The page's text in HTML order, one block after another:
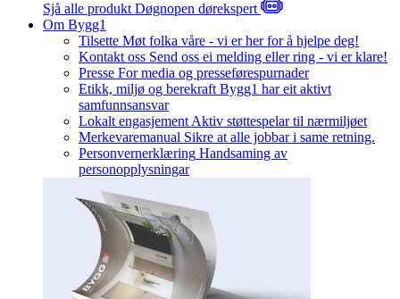
Sjå alle produkt Døgnopen dørekspert
Om Bygg1
Tilsette Møt folka våre - vi er her for å hjelpe deg!
Kontakt oss Send oss ei melding eller ring - vi er klare!
Presse For media og presseførespurnader
Etikk, miljø og berekraft Bygg1 har eit aktivt
samfunnsansvar
Lokalt engasjement Aktiv støttespelar til nærmiljøet
Merkevaremanual Sikre at alle jobbar i same retning.
Personvernerklæring Handsaming av
personopplysningar